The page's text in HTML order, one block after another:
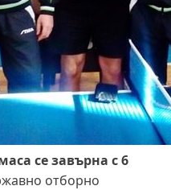
се завърна с 6
отборно